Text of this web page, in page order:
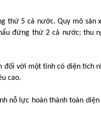
5 cả nước. Quy mô sản
đứng thứ 2 cả nước; thu
đối với một tỉnh có diện tích
cao.
nỗ lực hoàn thành toàn